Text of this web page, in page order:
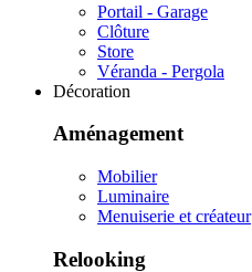
Portail - Garage
Clôture
Store
Véranda - Pergola
Décoration
Aménagement
Mobilier
Luminaire
Menuiserie et créateur
Relooking